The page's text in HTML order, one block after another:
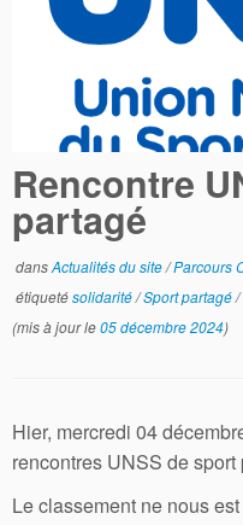
Rencontre
partagé
dansActualités du site/Parcours
étiquetésolidarité/Sport partagé/
(mis à jour le05 décembre 2024)
Hier, mercredi 04
rencontres UNSS de sport
Le classement ne nous